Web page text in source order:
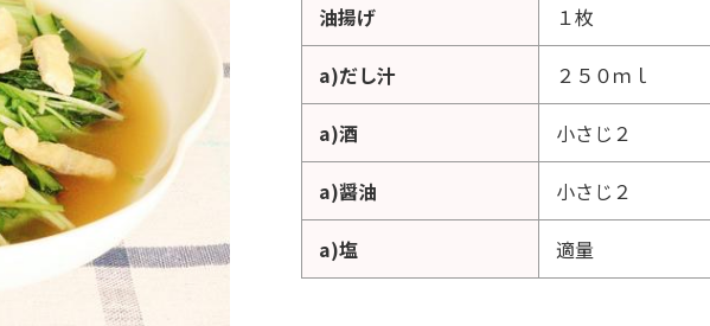
油揚げ １枚
a)だし汁 ２５０ｍｌ
a)酒 小さじ２
a)醤油 小さじ２
a)塩 適量